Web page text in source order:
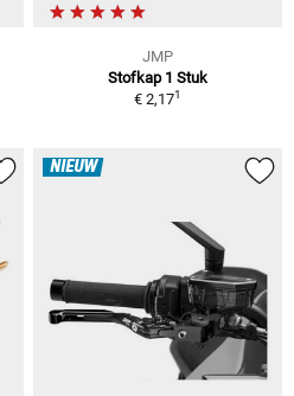
JMP
Stofkap 1 Stuk
€ 2,171
NIEUW